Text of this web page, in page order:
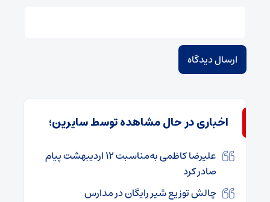
اخباری در حال مشاهده توسط سایرین؛
علیرضا کاظمی به‌مناسبت ۱۲ اردیبهشت پیام
صادر کرد
چالش توزیع شیر رایگان در مدارس